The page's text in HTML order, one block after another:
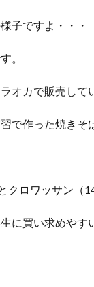
子ですよ・・・
。
オカで販売して
で作った焼き
クロワッサン（
に買い求めやす